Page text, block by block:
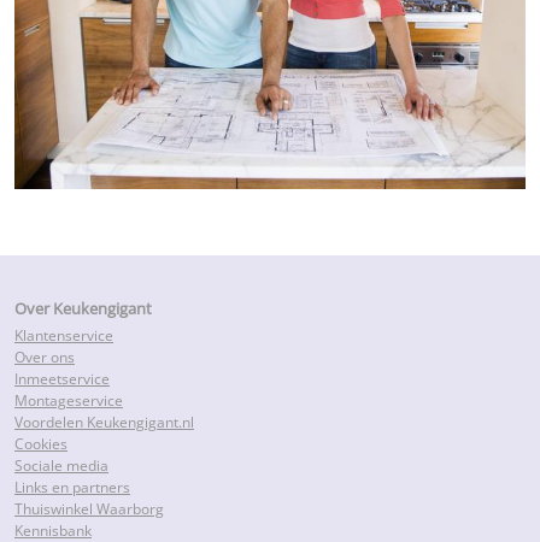
Over Keukengigant
Klantenservice
Over ons
Inmeetservice
Montageservice
Voordelen Keukengigant.nl
Cookies
Sociale media
Links en partners
Thuiswinkel Waarborg
Kennisbank